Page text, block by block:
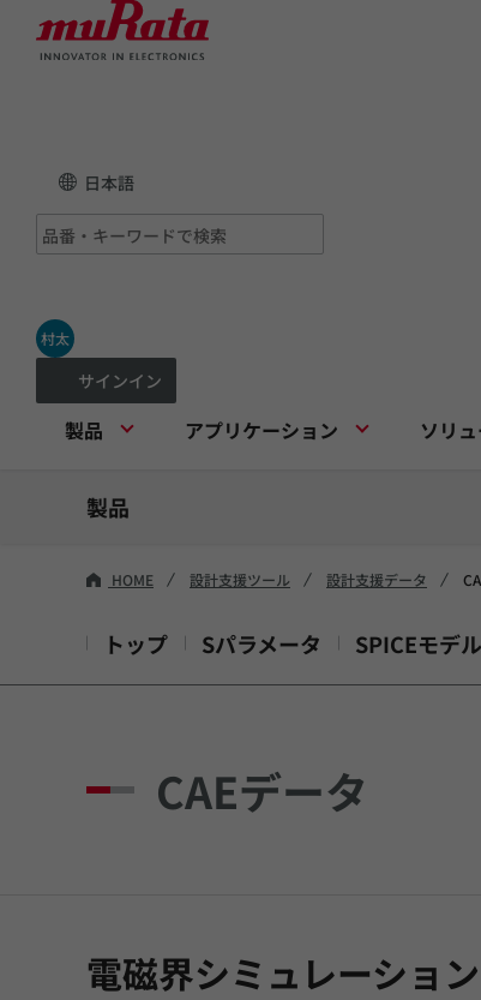
日本語
村太
サインイン
製品 アプリケーション ソリ
製品
HOME 設計支援ツール 設計支援データ
トップ Sパラメータ SPICEモデル
CAEデータ
電磁界シミュレーション